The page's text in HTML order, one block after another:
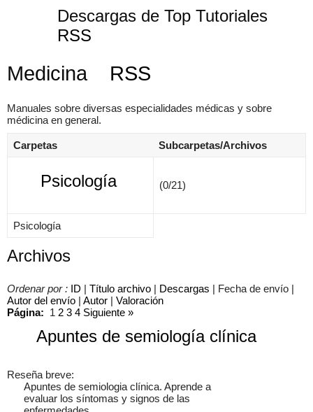
Juan miguel Como puedo descargar el manual de mecánica
Descargas de Top Tutoriales
RSS
Medicina RSS
Manuales sobre diversas especialidades médicas y sobre
médicina en general.
Carpetas Subcarpetas/Archivos
Psicología (0/21)
Psicología
Archivos
Ordenar por : ID | Título archivo | Descargas | Fecha de envío |
Autor del envío | Autor | Valoración
Página: 1 2 3 4 Siguiente »
Apuntes de semiología clínica
Reseña breve:
Apuntes de semiologia clínica. Aprende a
evaluar los síntomas y signos de las